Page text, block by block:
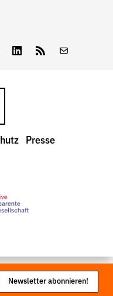
LinkedInFeed
Presse
Newsletter abonnieren!